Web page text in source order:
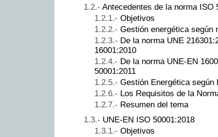
Antecedentes de la norma ISO
Objetivos
Gestión energética según
De la norma UNE
16001:2010
De la norma UNE-EN
50001:2011
Gestión Energética según
Los Requisitos de la
Resumen del tema
UNE-EN ISO 50001:2018
Objetivos